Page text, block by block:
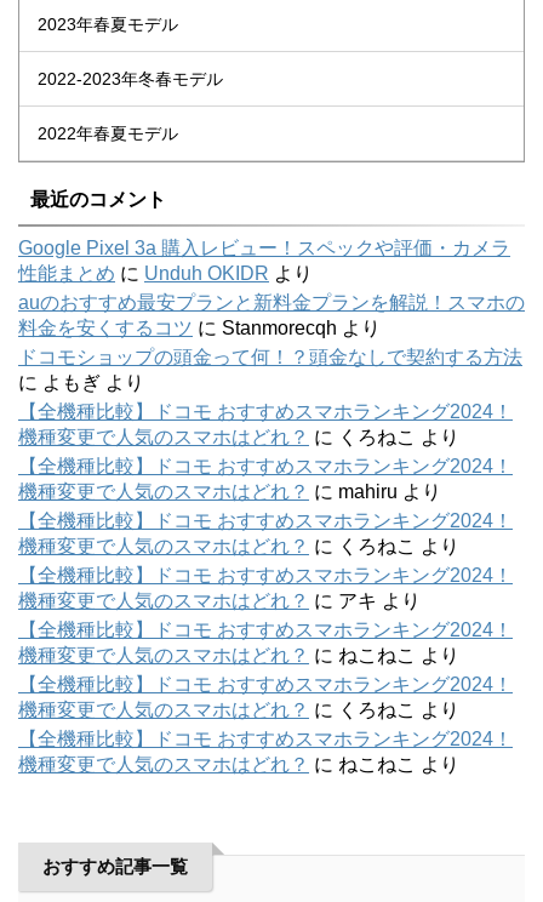
2023年春夏モデル
2022-2023年冬春モデル
2022年春夏モデル
最近のコメント
Google Pixel 3a 購入レビュー！スペックや評価・カメラ
性能まとめ に Unduh OKIDR より
auのおすすめ最安プランと新料金プランを解説！スマホの
料金を安くするコツ に Stanmorecqh より
ドコモショップの頭金って何！？頭金なしで契約する方法
に よもぎ より
【全機種比較】ドコモ おすすめスマホランキング2024！
機種変更で人気のスマホはどれ？ に くろねこ より
【全機種比較】ドコモ おすすめスマホランキング2024！
機種変更で人気のスマホはどれ？ に mahiru より
【全機種比較】ドコモ おすすめスマホランキング2024！
機種変更で人気のスマホはどれ？ に くろねこ より
【全機種比較】ドコモ おすすめスマホランキング2024！
機種変更で人気のスマホはどれ？ に アキ より
【全機種比較】ドコモ おすすめスマホランキング2024！
機種変更で人気のスマホはどれ？ に ねこねこ より
【全機種比較】ドコモ おすすめスマホランキング2024！
機種変更で人気のスマホはどれ？ に くろねこ より
【全機種比較】ドコモ おすすめスマホランキング2024！
機種変更で人気のスマホはどれ？ に ねこねこ より
おすすめ記事一覧